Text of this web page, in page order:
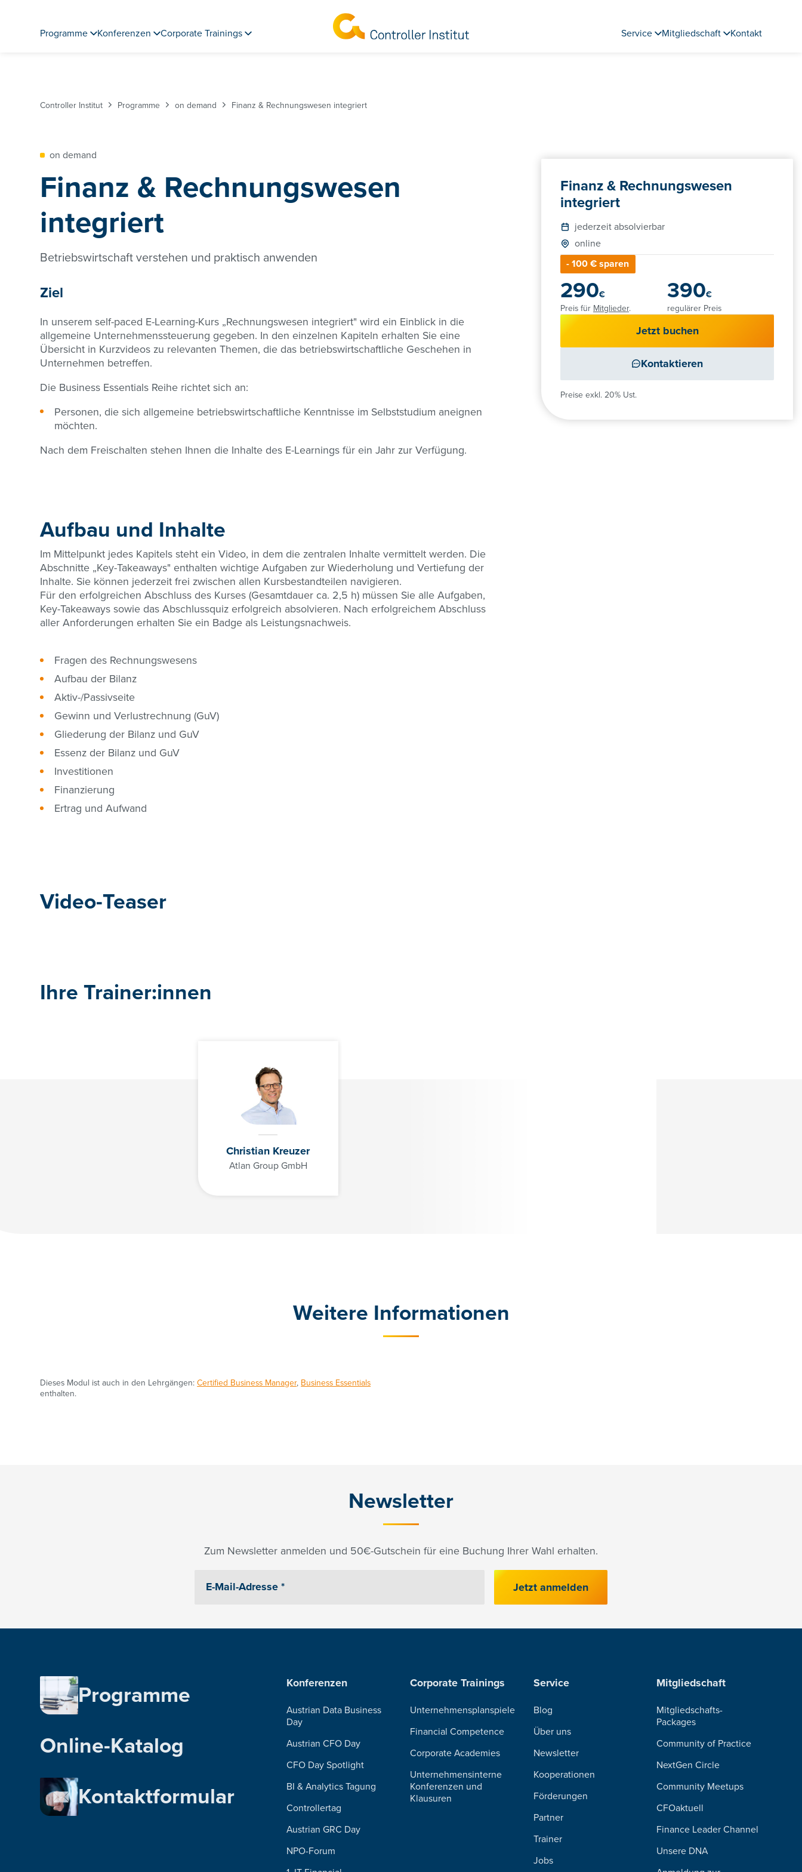
Programme Konferenzen Corporate Trainings Service Mitgliedschaft Kontakt
Controller Institut Programme on demand Finanz & Rechnungswesen integriert
on demand
Finanz & Rechnungswesen
integriert
Betriebswirtschaft verstehen und praktisch anwenden
Ziel
In unserem self-paced E-Learning-Kurs „Rechnungswesen integriert" wird ein Einblick in die
allgemeine Unternehmenssteuerung gegeben. In den einzelnen Kapiteln erhalten Sie eine
Übersicht in Kurzvideos zu relevanten Themen, die das betriebswirtschaftliche Geschehen in
Unternehmen betreffen.
Die Business Essentials Reihe richtet sich an:
Personen, die sich allgemeine betriebswirtschaftliche Kenntnisse im Selbststudium aneignen
möchten.
Nach dem Freischalten stehen Ihnen die Inhalte des E-Learnings für ein Jahr zur Verfügung.
Aufbau und Inhalte
Im Mittelpunkt jedes Kapitels steht ein Video, in dem die zentralen Inhalte vermittelt werden. Die
Abschnitte „Key-Takeaways" enthalten wichtige Aufgaben zur Wiederholung und Vertiefung der
Inhalte. Sie können jederzeit frei zwischen allen Kursbestandteilen navigieren.
Für den erfolgreichen Abschluss des Kurses (Gesamtdauer ca. 2,5 h) müssen Sie alle Aufgaben,
Key-Takeaways sowie das Abschlussquiz erfolgreich absolvieren. Nach erfolgreichem Abschluss
aller Anforderungen erhalten Sie ein Badge als Leistungsnachweis.
Fragen des Rechnungswesens
Aufbau der Bilanz
Aktiv-/Passivseite
Gewinn und Verlustrechnung (GuV)
Gliederung der Bilanz und GuV
Essenz der Bilanz und GuV
Investitionen
Finanzierung
Ertrag und Aufwand
Video-Teaser
Ihre Trainer:innen
Christian Kreuzer
Atlan Group GmbH
Finanz & Rechnungswesen
integriert
jederzeit absolvierbar
online
- 100 € sparen
290€
Preis für Mitglieder.
390€
regulärer Preis
Jetzt buchen
Kontaktieren
Preise exkl. 20% Ust.
Weitere Informationen
Dieses Modul ist auch in den Lehrgängen:Certified Business Manager, Business Essentials
enthalten.
Newsletter
Zum Newsletter anmelden und 50€-Gutschein für eine Buchung Ihrer Wahl erhalten.
Jetzt anmelden
Programme
Online-Katalog
Kontaktformular
Konferenzen
Austrian Data Business
Day
Austrian CFO Day
CFO Day Spotlight
BI & Analytics Tagung
Controllertag
Austrian GRC Day
NPO-Forum
Corporate Trainings
Unternehmensplanspiele
Financial Competence
Corporate Academies
Unternehmensinterne
Konferenzen und
Klausuren
Service
Blog
Über uns
Newsletter
Kooperationen
Förderungen
Partner
Trainer
Jobs
Mitgliedschaft
Mitgliedschafts-
Packages
Community of Practice
NextGen Circle
Community Meetups
CFOaktuell
Finance Leader Channel
Unsere DNA